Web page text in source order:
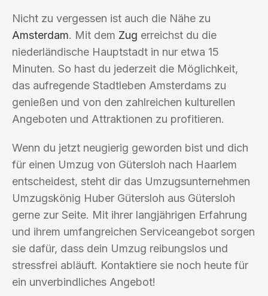
Nicht zu vergessen ist auch die Nähe zu
Amsterdam. Mit dem Zug erreichst du die
niederländische Hauptstadt in nur etwa 15
Minuten. So hast du jederzeit die Möglichkeit,
das aufregende Stadtleben Amsterdams zu
genießen und von den zahlreichen kulturellen
Angeboten und Attraktionen zu profitieren.
Wenn du jetzt neugierig geworden bist und dich
für einen Umzug von Gütersloh nach Haarlem
entscheidest, steht dir das Umzugsunternehmen
Umzugskönig Huber Gütersloh aus Gütersloh
gerne zur Seite. Mit ihrer langjährigen Erfahrung
und ihrem umfangreichen Serviceangebot sorgen
sie dafür, dass dein Umzug reibungslos und
stressfrei abläuft. Kontaktiere sie noch heute für
ein unverbindliches Angebot!